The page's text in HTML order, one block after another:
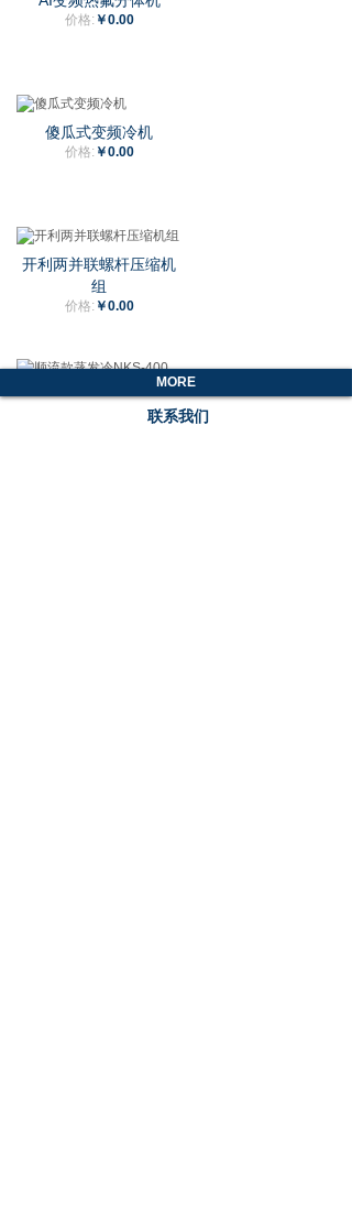
价格: ￥0.00
傻瓜式变频冷机
价格: ￥0.00
开利两并联螺杆压缩机
组
价格: ￥0.00
顺流款蒸发冷NKS-400
MORE
联系我们